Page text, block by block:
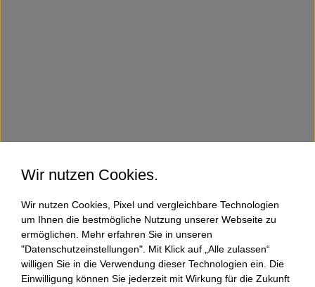
Wir nutzen Cookies.
Wir nutzen Cookies, Pixel und vergleichbare Technologien
um Ihnen die bestmögliche Nutzung unserer Webseite zu
ermöglichen. Mehr erfahren Sie in unseren
"Datenschutzeinstellungen". Mit Klick auf „Alle zulassen“
willigen Sie in die Verwendung dieser Technologien ein. Die
Einwilligung können Sie jederzeit mit Wirkung für die Zukunft